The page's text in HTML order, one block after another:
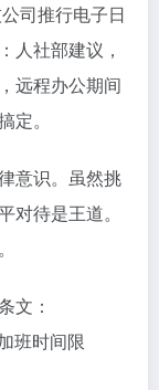
司推行电子日
人社部建议，
远程办公期间
。
意识。虽然挑
待是王道。
文：
班时间限